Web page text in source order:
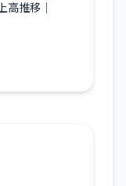
推移｜